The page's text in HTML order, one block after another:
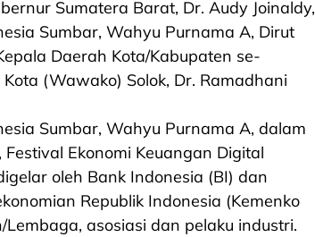
Sumatera Barat, Dr. Audy Joinaldy,
Sumbar, Wahyu Purnama A, Dirut
Daerah Kota/Kabupaten se-
(Wawako) Solok, Dr. Ramadhani
Sumbar, Wahyu Purnama A, dalam
Ekonomi Keuangan Digital
oleh Bank Indonesia (BI) dan
Republik Indonesia (Kemenko
asosiasi dan pelaku industri.